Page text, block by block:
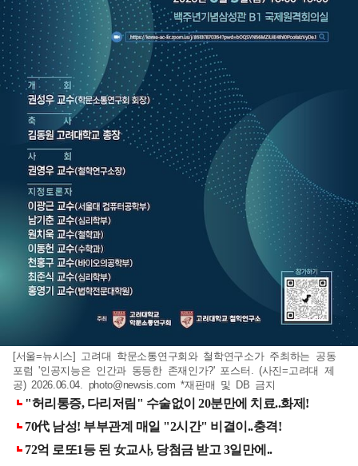
[서울=뉴시스] 고려대 학문소통연구회와 철학연구소가 주최하는 공동
포럼 '인공지능은 인간과 동등한 존재인가?' 포스터. (사진=고려대 제
공) 2026.06.04. photo@newsis.com *재판매 및 DB 금지